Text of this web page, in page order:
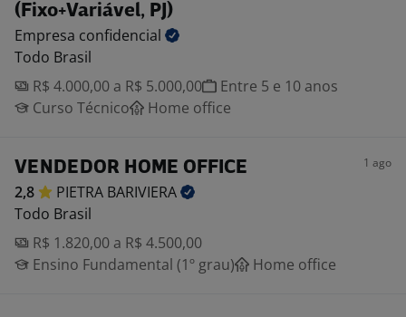
(Fixo+Variável, PJ)
Empresa confidencial
Todo Brasil
R$ 4.000,00 a R$ 5.000,00
Entre 5 e 10 anos
Curso Técnico
Home office
VENDEDOR HOME OFFICE 1 ago
2,8 PIETRA BARIVIERA
Todo Brasil
R$ 1.820,00 a R$ 4.500,00
Ensino Fundamental (1º grau)
Home office